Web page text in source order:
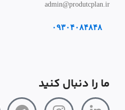
admin@produtcplan.ir
۰۹۳۰۴۰۸۴۸۴۸
ما را دنبال کنید